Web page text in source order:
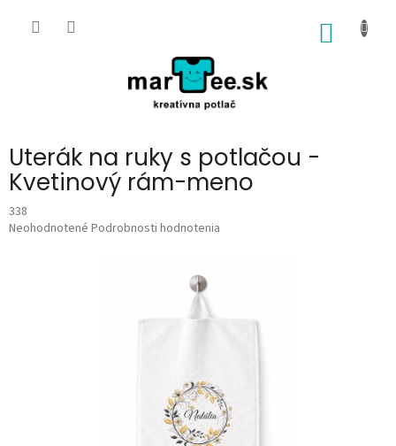
Uterák na ruky s potlačou -
Kvetinový rám-meno
338
Priemerné
Neohodnotené Podrobnosti hodnotenia